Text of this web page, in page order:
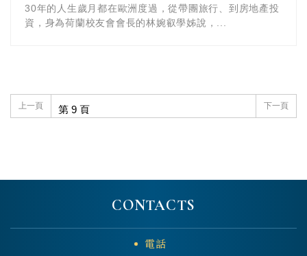
30年的人生歲月都在歐洲度過，從帶團旅行、到房地產投
資，身為荷蘭校友會會長的林婉叡學姊說，...
上一頁 下一頁
CONTACTS
電話